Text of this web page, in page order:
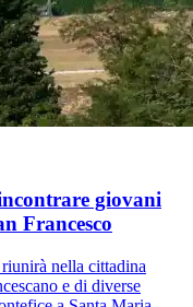
giovani
Francesco
nella cittadina
e di diverse